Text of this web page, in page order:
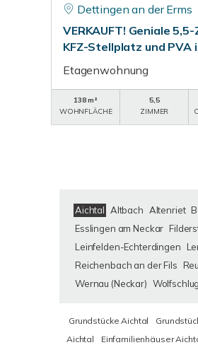
Dettingen an der Erms
VERKAUFT! Geniale
KFZ-Stellplatz und PVA
Etagenwohnung
138 m²
WOHNFLÄCHE
5,5
ZIMMER
Aichtal Altbach Altenriet
Esslingen am Neckar
Leinfelden-Echterdingen
Reichenbach an der Fils
Wernau (Neckar)
Grundstücke Aichtal
Aichtal
Einfamilienhäuser